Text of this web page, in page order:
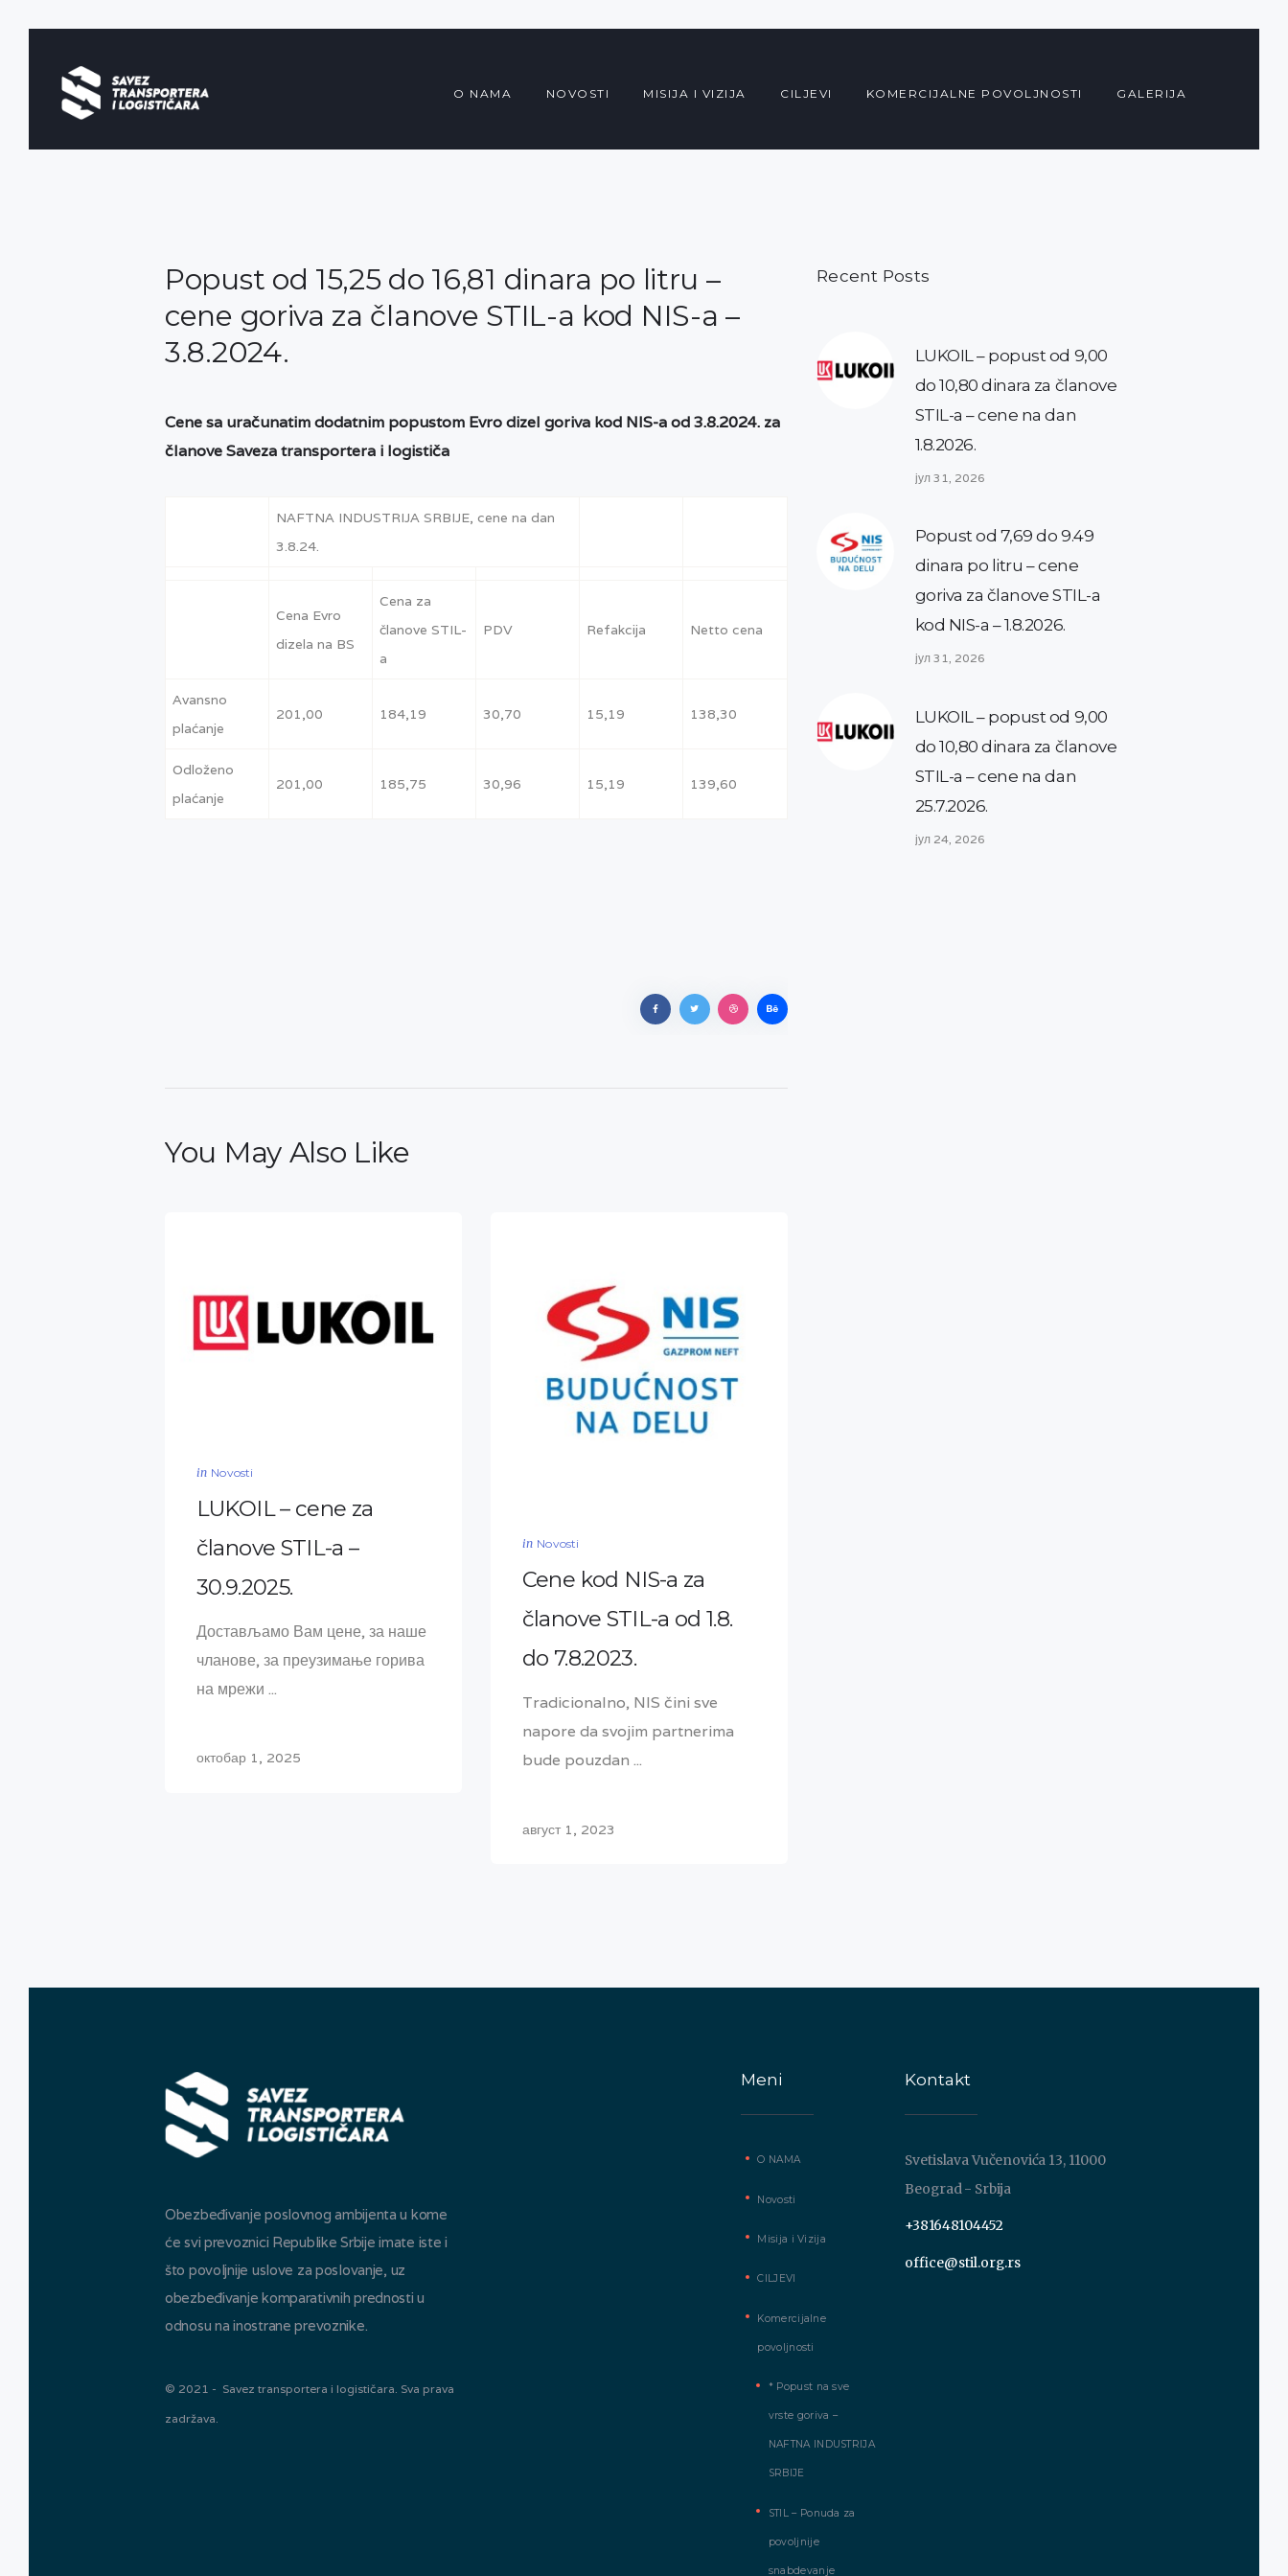
O NAMA NOVOSTI MISIJA I VIZIJA CILJEVI KOMERCIJALNE POVOLJNOSTI GALERIJA
O NAMA
NOVOSTI
MISIJA I VIZIJA
KOMERCIJALNE
POVOLJNOSTI
Popust od 15,25 do 16,81 dinara po litru –
cene goriva za članove STIL-a kod NIS-a –
3.8.2024.
Cene sa uračunatim dodatnim popustom Evro dizel goriva kod NIS-a od 3.8.2024. za
članove Saveza transportera i logističa
NAFTNA INDUSTRIJA SRBIJE, cene na dan
3.8.24.
Cena Evro
dizela na BS
Cena za
članove STIL-
a
PDV Refakcija Netto cena
Avansno
plaćanje
201,00 184,19 30,70 15,19 138,30
Odloženo
plaćanje
201,00 185,75 30,96 15,19 139,60
You May Also Like
in Novosti
LUKOIL – cene za
članove STIL-a –
30.9.2025.
Достављамо Вам цене, за наше
чланове, за преузимање горива
на мрежи ...
октобар 1, 2025
in Novosti
Cene kod NIS-a za
članove STIL-a od 1.8.
do 7.8.2023.
Tradicionalno, NIS čini sve
napore da svojim partnerima
bude pouzdan ...
август 1, 2023
Recent Posts
LUKOIL – popust od 9,00
do 10,80 dinara za članove
STIL-a – cene na dan
1.8.2026.
јул 31, 2026
Popust od 7,69 do 9.49
dinara po litru – cene
goriva za članove STIL-a
kod NIS-a – 1.8.2026.
јул 31, 2026
LUKOIL – popust od 9,00
do 10,80 dinara za članove
STIL-a – cene na dan
25.7.2026.
јул 24, 2026
Obezbeđivanje poslovnog ambijenta u kome
će svi prevoznici Republike Srbije imate iste i
što povoljnije uslove za poslovanje, uz
obezbeđivanje komparativnih prednosti u
odnosu na inostrane prevoznike.
© 2021 - Savez transportera i logističara. Sva prava
zadržava.
Meni
O NAMA
Novosti
Misija i Vizija
CILJEVI
Komercijalne
povoljnosti
* Popust na sve
vrste goriva –
NAFTNA INDUSTRIJA
SRBIJE
STIL – Ponuda za
povoljnije
snabdevanje
Kontakt
Svetislava Vučenovića 13, 11000
Beograd - Srbija
+381648104452
office@stil.org.rs